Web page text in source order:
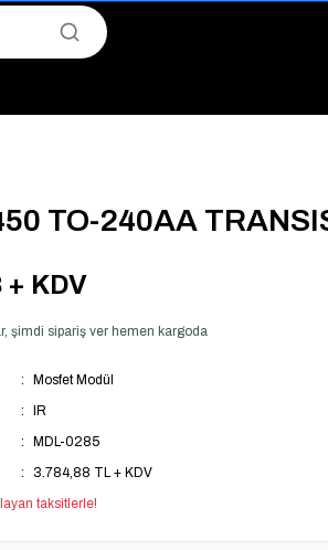
Avantajı!
TO-240AA
+ KDV
şimdi sipariş ver hemen kargoda
Mosfet Modül
IR
MDL-0285
3.784,88 TL + KDV
taksitlerle!